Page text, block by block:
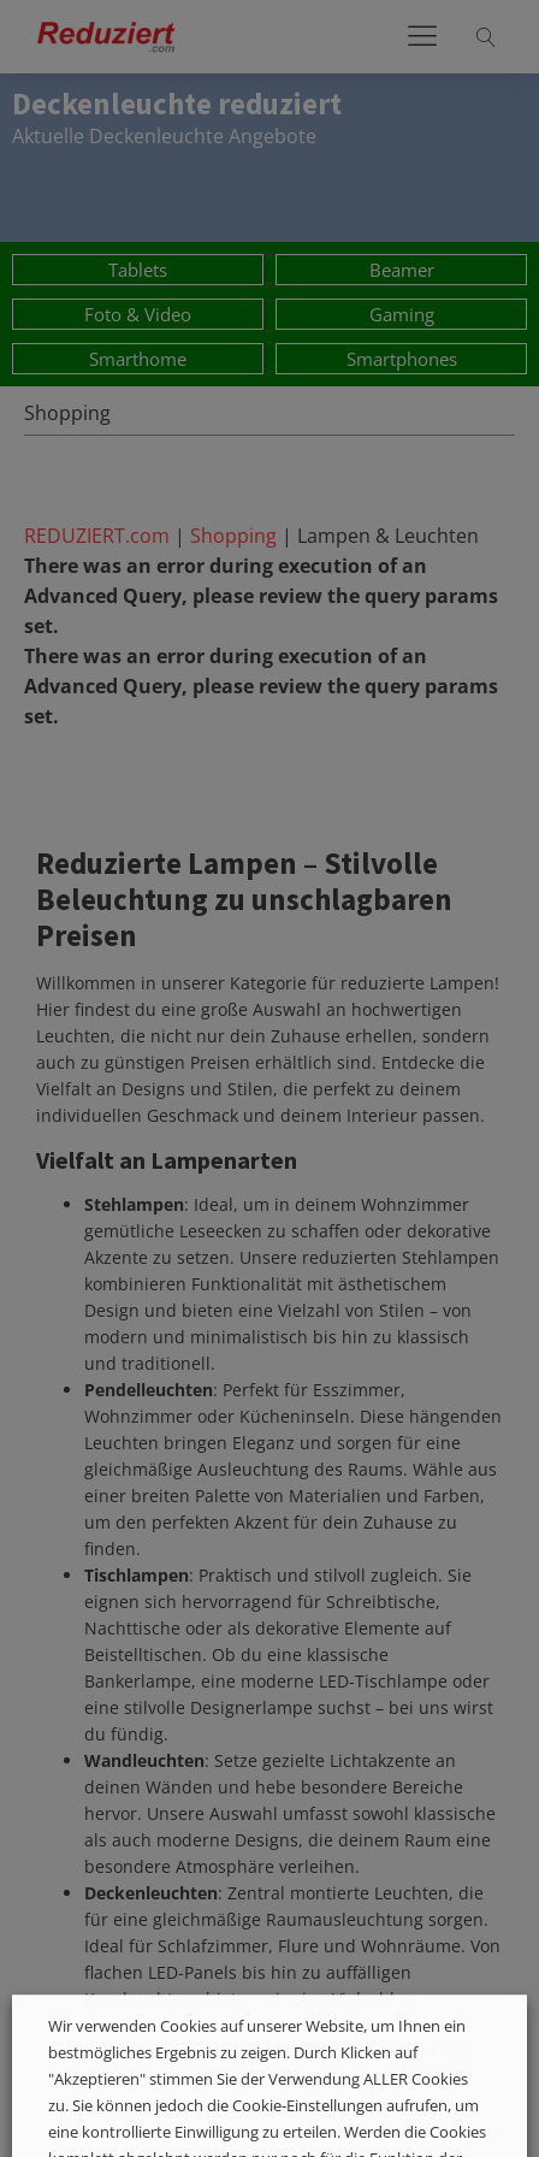
Deckenleuchte reduziert
Aktuelle Deckenleuchte Angebote
Tablets
Beamer
Foto & Video
Gaming
Smarthome
Smartphones
Shopping
REDUZIERT.com | Shopping | Lampen & Leuchten
There was an error during execution of an
Advanced Query, please review the query params
set.
There was an error during execution of an
Advanced Query, please review the query params
set.
Reduzierte Lampen – Stilvolle
Beleuchtung zu unschlagbaren
Preisen
Willkommen in unserer Kategorie für reduzierte Lampen!
Hier findest du eine große Auswahl an hochwertigen
Leuchten, die nicht nur dein Zuhause erhellen, sondern
auch zu günstigen Preisen erhältlich sind. Entdecke die
Vielfalt an Designs und Stilen, die perfekt zu deinem
individuellen Geschmack und deinem Interieur passen.
Vielfalt an Lampenarten
Stehlampen: Ideal, um in deinem Wohnzimmer
gemütliche Leseecken zu schaffen oder dekorative
Akzente zu setzen. Unsere reduzierten Stehlampen
kombinieren Funktionalität mit ästhetischem
Design und bieten eine Vielzahl von Stilen – von
modern und minimalistisch bis hin zu klassisch
und traditionell.
Pendelleuchten: Perfekt für Esszimmer,
Wohnzimmer oder Kücheninseln. Diese hängenden
Leuchten bringen Eleganz und sorgen für eine
gleichmäßige Ausleuchtung des Raums. Wähle aus
einer breiten Palette von Materialien und Farben,
um den perfekten Akzent für dein Zuhause zu
finden.
Tischlampen: Praktisch und stilvoll zugleich. Sie
eignen sich hervorragend für Schreibtische,
Nachttische oder als dekorative Elemente auf
Beistelltischen. Ob du eine klassische
Bankerlampe, eine moderne LED-Tischlampe oder
eine stilvolle Designerlampe suchst – bei uns wirst
du fündig.
Wandleuchten: Setze gezielte Lichtakzente an
deinen Wänden und hebe besondere Bereiche
hervor. Unsere Auswahl umfasst sowohl klassische
als auch moderne Designs, die deinem Raum eine
besondere Atmosphäre verleihen.
Deckenleuchten: Zentral montierte Leuchten, die
für eine gleichmäßige Raumausleuchtung sorgen.
Ideal für Schlafzimmer, Flure und Wohnräume. Von
flachen LED-Panels bis hin zu auffälligen
Kronleuchtern bieten wir eine Vielzahl an
Optionen.
LED-Lösungen: Energieeffiziente und langlebige
Beleuchtungslösungen, die deine Stromkosten
senken und gleichzeitig umweltfreundlich sind.
Unsere LED-Lampen sind in verschiedenen Formen
Wir verwenden Cookies auf unserer Website, um Ihnen ein
bestmögliches Ergebnis zu zeigen. Durch Klicken auf
"Akzeptieren" stimmen Sie der Verwendung ALLER Cookies
zu. Sie können jedoch die Cookie-Einstellungen aufrufen, um
eine kontrollierte Einwilligung zu erteilen. Werden die Cookies